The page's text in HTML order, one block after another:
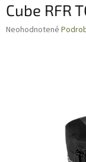
Cube RFR
Priemerné
Neohodnotené